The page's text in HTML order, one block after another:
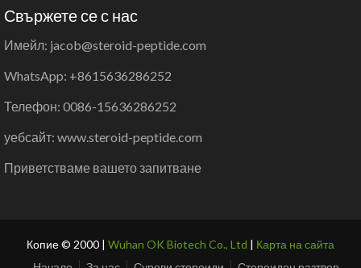
Свържете се с нас
Имейл: jacob@steroid-peptide.com
WhatsApp: +8615636286252
Телефон: 0086-15636286252
уебсайт: www.steroid-peptide.com
Приветстваме вашето запитване
Копие © 2000 | Wuhan OK Biotech Co., Ltd | Карта на сайта